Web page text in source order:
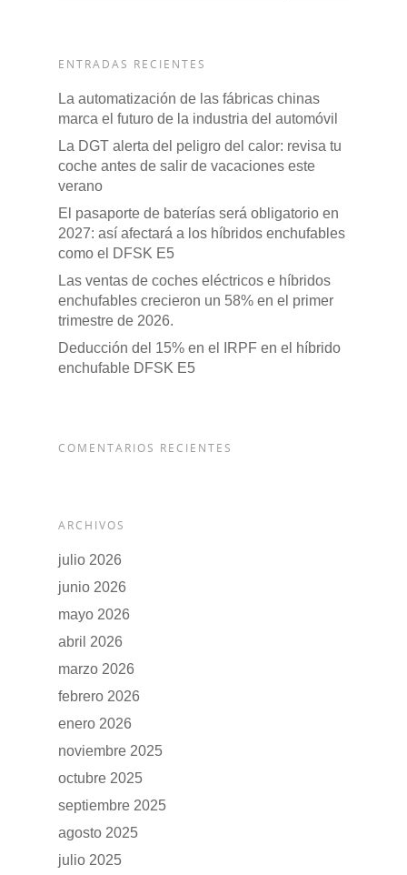
ENTRADAS RECIENTES
La automatización de las fábricas chinas
marca el futuro de la industria del automóvil
La DGT alerta del peligro del calor: revisa tu
coche antes de salir de vacaciones este
verano
El pasaporte de baterías será obligatorio en
2027: así afectará a los híbridos enchufables
como el DFSK E5
Las ventas de coches eléctricos e híbridos
enchufables crecieron un 58% en el primer
trimestre de 2026.
Deducción del 15% en el IRPF en el híbrido
enchufable DFSK E5
COMENTARIOS RECIENTES
ARCHIVOS
julio 2026
junio 2026
mayo 2026
abril 2026
marzo 2026
febrero 2026
enero 2026
noviembre 2025
octubre 2025
septiembre 2025
agosto 2025
julio 2025